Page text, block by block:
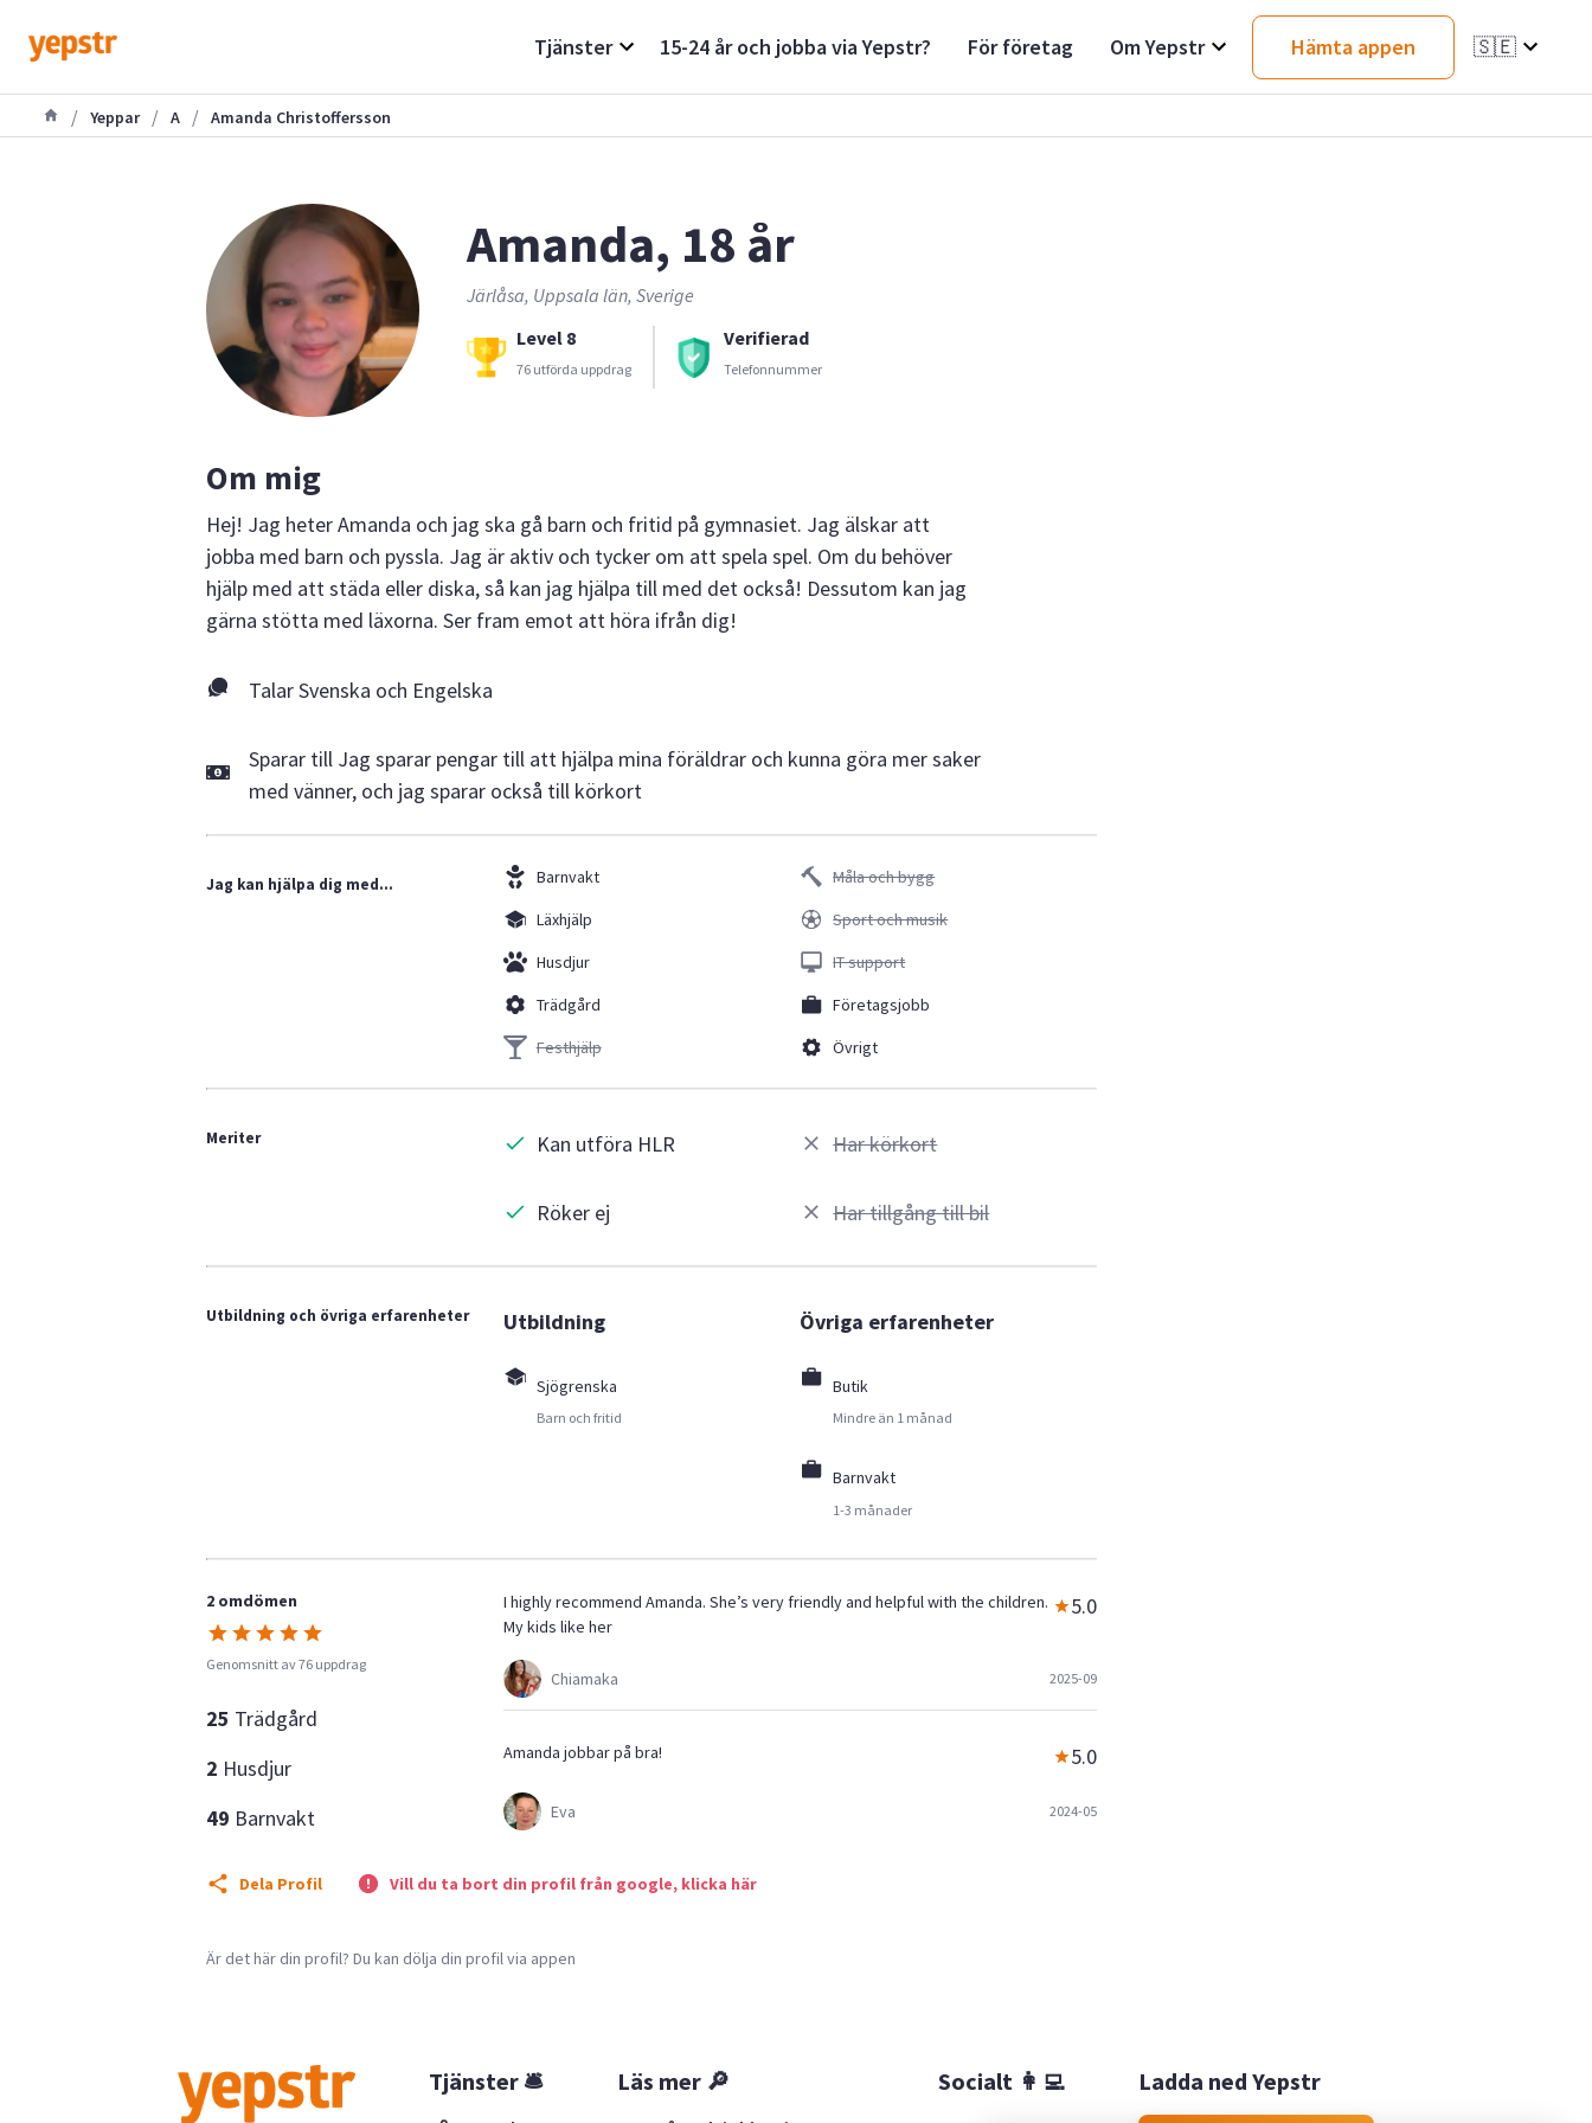
Tjänster 15-24 år och jobba via Yepstr? För företag Om Yepstr Hämta appen 🇸🇪
/ Yeppar / A / Amanda Christoffersson
Amanda, 18 år
Järlåsa, Uppsala län, Sverige
Level 8
76 utförda uppdrag
Verifierad
Telefonnummer
Om mig
Hej! Jag heter Amanda och jag ska gå barn och fritid på gymnasiet. Jag älskar att
jobba med barn och pyssla. Jag är aktiv och tycker om att spela spel. Om du behöver
hjälp med att städa eller diska, så kan jag hjälpa till med det också! Dessutom kan jag
gärna stötta med läxorna. Ser fram emot att höra ifrån dig!
Talar Svenska och Engelska
Sparar till Jag sparar pengar till att hjälpa mina föräldrar och kunna göra mer saker
med vänner, och jag sparar också till körkort
Jag kan hjälpa dig med...
Barnvakt
Läxhjälp
Husdjur
Trädgård
Festhjälp
Måla och bygg
Sport och musik
IT support
Företagsjobb
Övrigt
Meriter Kan utföra HLR
Röker ej
Har körkort
Har tillgång till bil
Utbildning och övriga erfarenheter Utbildning
Sjögrenska
Barn och fritid
Övriga erfarenheter
Butik
Mindre än 1 månad
Barnvakt
1-3 månader
2 omdömen
Genomsnitt av 76 uppdrag
25 Trädgård
2 Husdjur
49 Barnvakt
I highly recommend Amanda. She’s very friendly and helpful with the children.
My kids like her
5.0
Chiamaka 2025-09
Amanda jobbar på bra! 5.0
Eva 2024-05
Dela Profil Vill du ta bort din profil från google, klicka här
Är det här din profil? Du kan dölja din profil via appen
Tjänster 🛎 Läs mer 🔎 Socialt 👩‍💻 Ladda ned Yepstr